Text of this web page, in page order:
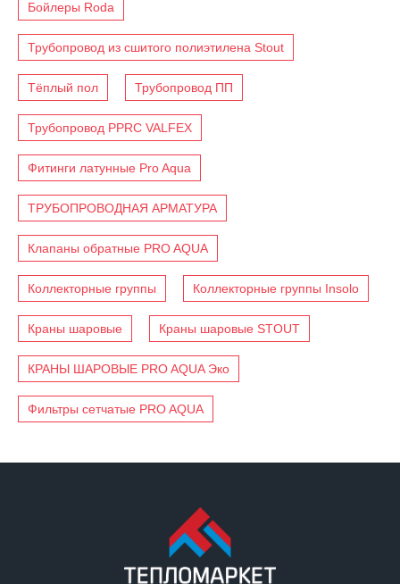
Бойлеры Roda
Трубопровод из сшитого полиэтилена Stout
Тёплый пол Трубопровод ПП
Трубопровод PPRC VALFEX
Фитинги латунные Pro Aqua
ТРУБОПРОВОДНАЯ АРМАТУРА
Клапаны обратные PRO AQUA
Коллекторные группы Коллекторные группы Insolo
Краны шаровые Краны шаровые STOUT
КРАНЫ ШАРОВЫЕ PRO AQUA Эко
Фильтры сетчатые PRO AQUA